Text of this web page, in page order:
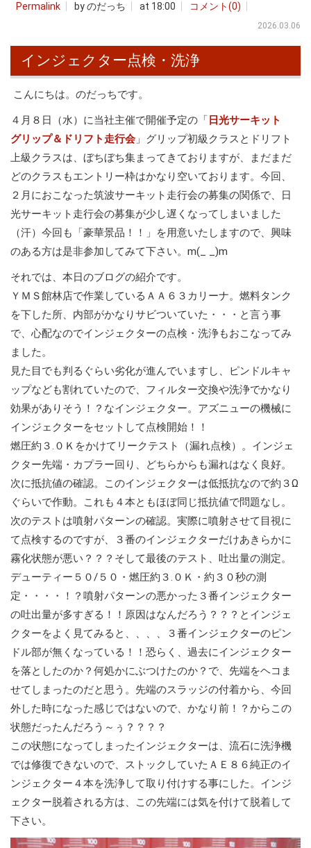
Permalink by のだっち at 18:00 コメント(0)
2026.03.06
インジェクター点検・洗浄
こんにちは。のだっちです。
４月８日（水）に当社主催で開催予定の「 日光サーキット
グリップ＆ドリフト走行会 」グリップ初級クラスとドリフト
上級クラスは、ぼちぼち集まってきておりますが、まだまだ
どのクラスもエントリー枠はかなり空いております。今回、
２月におこなった筑波サーキット走行会の募集の関係で、日
光サーキット走行会の募集が少し遅くなってしまいました
（汗）今回も「豪華景品！！」を用意いたしますので、興味
のある方は是非参加してみて下さい。m(_ _)m
それでは、本日のブログの紹介です。
ＹＭＳ館林店で作業しているＡＡ６３カリーナ。燃料タンク
を下した所、内部がかなりサビついていた・・・と言う事
で、心配なのでインジェクターの点検・洗浄もおこなってみ
ました。
見た目でも判るぐらい劣化が進んでいますし、ピンドルキャ
ップなども割れていたので、フィルター交換や洗浄でかなり
効果がありそう！？なインジェクター。アズニューの機械に
インジェクターをセットして点検開始！！
燃圧約３.０Ｋをかけてリークテスト（漏れ点検）。インジェ
クター先端・カプラー回り、どちらからも漏れはなく良好。
次に抵抗値の確認。このインジェクターは低抵抗なので約３Ω
ぐらいで作動。これも４本ともほぼ同じ抵抗値で問題なし。
次のテストは噴射パターンの確認。実際に噴射させて目視に
て点検するのですが、３番のインジェクターだけあきらかに
霧化状態が悪い？？？そして最後のテスト、吐出量の測定。
デューティー５０/５０・燃圧約３.０Ｋ・約３０秒の測
定・・・・！？噴射パターンの悪かった３番インジェクター
の吐出量が多すぎる！！原因はなんだろう？？？とインジェ
クターをよく見てみると、、、、３番インジェクターのピン
ドル部が無くなっている！！恐らく、過去にインジェクター
を落としたのか？何処かにぶつけたのか？で、先端をヘコま
せてしまったのだと思う。先端のスラッジの付着から、今回
外した時になった感じではないので、かなり前！？からこの
状態だったんだろう～ぅ？？？？
この状態になってしまったインジェクターは、流石に洗浄機
では修復できないので、ストックしていたＡＥ８６純正のイ
ンジェクター４本を洗浄して取り付けする事にした。インジ
ェクター脱着される方は、この先端には気を付けて脱着して
下さい。